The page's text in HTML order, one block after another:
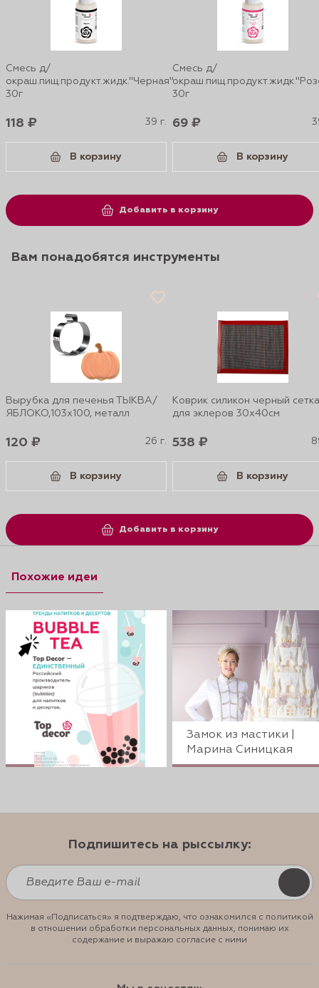
Смесь д/
окраш.пищ.продукт.жидк."Черная"
30г
118 ₽ 39 г.
В корзину
Смесь д/
30г
69 ₽
В корзину
Добавить в корзину
Вам понадобятся инструменты
Вырубка для печенья ТЫКВА/
ЯБЛОКО,103х100, металл
120 ₽ 26 г.
В корзину
Коврик силикон черный сетка
для эклеров 30х40см
538 ₽
В корзину
Добавить в корзину
Похожие идеи
Замок из мастики |
Марина Синицкая
Подпишитесь на рыссылку:
Нажимая «Подписаться» я подтверждаю, что ознакомился с политикой
в отношении обработки персональных данных, понимаю их
содержание и выражаю согласие с ними